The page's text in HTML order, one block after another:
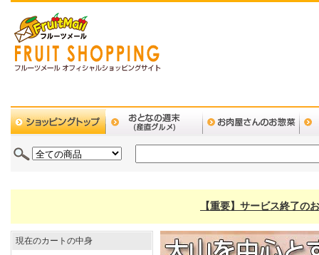
【重要】サービス終了の
現在のカートの中身